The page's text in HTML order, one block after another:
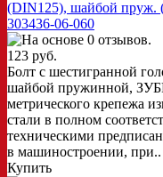
(DIN125), шайбой пруж.
303436-06-060
123 руб.
Болт с шестигранной
шайбой пружинной,
метрического крепежа
стали в полном
техническими
в машиностроении, при..
Купить